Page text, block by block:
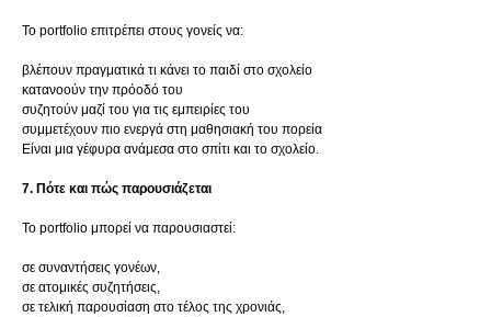
Το portfolio επιτρέπει στους γονείς να:
βλέπουν πραγματικά τι κάνει το παιδί στο σχολείο
κατανοούν την πρόοδό του
συζητούν μαζί του για τις εμπειρίες του
συμμετέχουν πιο ενεργά στη μαθησιακή του πορεία
Είναι μια γέφυρα ανάμεσα στο σπίτι και το σχολείο.
7. Πότε και πώς παρουσιάζεται
Το portfolio μπορεί να παρουσιαστεί:
σε συναντήσεις γονέων,
σε ατομικές συζητήσεις,
σε τελική παρουσίαση στο τέλος της χρονιάς,